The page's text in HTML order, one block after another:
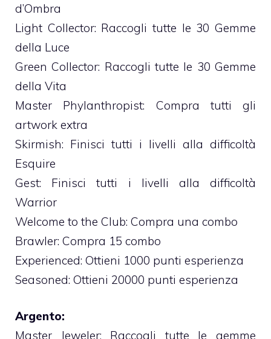
d’Ombra
Light Collector: Raccogli tutte le 30 Gemme
della Luce
Green Collector: Raccogli tutte le 30 Gemme
della Vita
Master Phylanthropist: Compra tutti gli
artwork extra
Skirmish: Finisci tutti i livelli alla difficoltà
Esquire
Gest: Finisci tutti i livelli alla difficoltà
Warrior
Welcome to the Club: Compra una combo
Brawler: Compra 15 combo
Experienced: Ottieni 1000 punti esperienza
Seasoned: Ottieni 20000 punti esperienza
Argento:
Master Jeweler: Raccogli tutte le gemme